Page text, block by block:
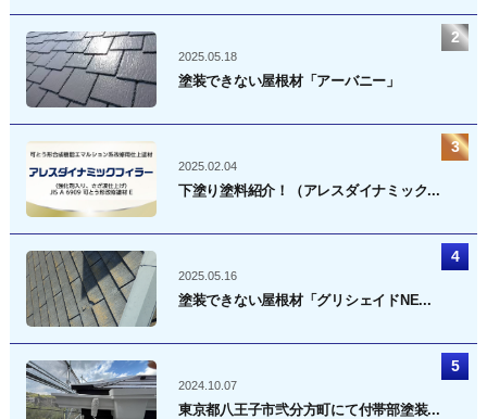
2025.05.18
塗装できない屋根材「アーバニー」
2025.02.04
下塗り塗料紹介！（アレスダイナミック...
2025.05.16
塗装できない屋根材「グリシェイドNE...
2024.10.07
東京都八王子市弐分方町にて付帯部塗装...